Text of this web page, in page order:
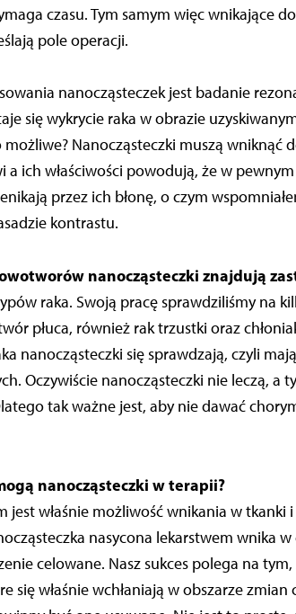
czasu. Tym samym więc wnikające
pole operacji.
nanocząsteczek jest badanie
się wykrycie raka w obrazie
możliwe? Nanocząsteczki muszą wniknąć
a ich właściwości powodują, że w
przez ich błonę, o czym
kontrastu.
nanocząsteczki znajdują
raka. Swoją pracę sprawdziliśmy na
płuca, również rak trzustki oraz
nanocząsteczki się sprawdzają, czyli
Oczywiście nanocząsteczki nie leczą, a
tak ważne jest, aby nie dawać
nanocząsteczki w terapii?
jest właśnie możliwość wnikania w tkanki
nasycona lekarstwem wnika
celowane. Nasz sukces polega na
się właśnie wchłaniają w obszarze